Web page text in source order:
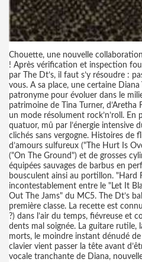
Chouette, une nouvelle
! Après vérification et inspection
par The Dt’s, il faut s’y résoudre :
vous. A sa place, une certaine
patronyme pour évoluer dans le
patrimoine de Tina Turner, d’Aretha
un mode résolument rock’n’roll. En
quatuor, mû par l’énergie intensive
clichés sans vergogne. Histoires de
d’amours sulfureux ("The Hurt Is
("On The Ground") et de grosses
équipées sauvages de barbus en
bousculent ainsi au portillon. "Hard
incontestablement entre le "Let It
Out The Jams" du MC5. The Dt’s
première classe. La recette est
?) dans l’air du temps, fiévreuse et
dents mal soignée. La guitare rutile,
morts, le moindre instant dénudé
clavier vient passer la tête avant
vocale tranchante de Diana,